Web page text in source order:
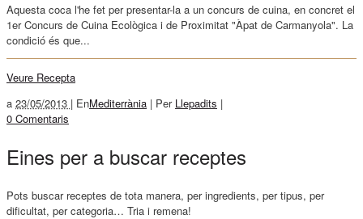
Aquesta coca l'he fet per presentar-la a un concurs de cuina, en concret el
1er Concurs de Cuina Ecològica i de Proximitat "Àpat de Carmanyola". La
condició és que...
Veure Recepta
a 23/05/2013 | EnMediterrània | Per Llepadits |
0 Comentaris
Eines per a buscar receptes
Pots buscar receptes de tota manera, per ingredients, per tipus, per
dificultat, per categoria… Tria i remena!